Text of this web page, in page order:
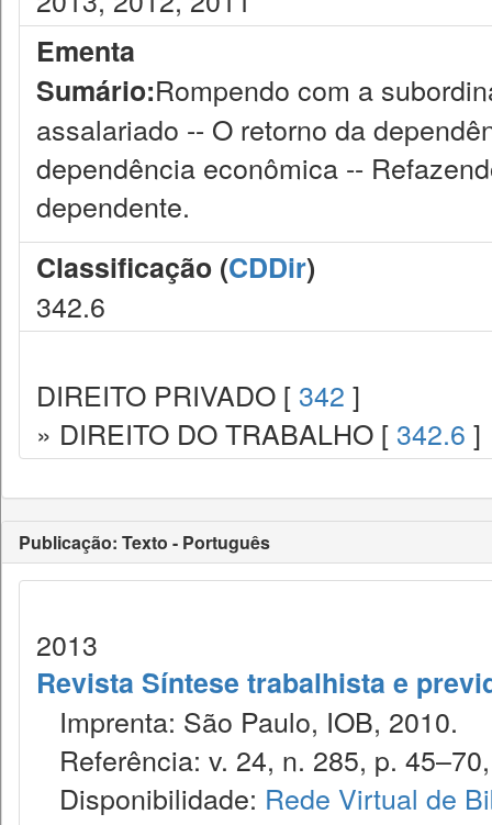
Ementa
Sumário:Rompendo com a
assalariado -- O retorno da
dependência econômica --
dependente.
Classificação (CDDir)
342.6
DIREITO PRIVADO [ 342 ]
» DIREITO DO TRABALHO [ 342.6 ]
Publicação: Texto - Português
2013
Revista Síntese trabalhista e
Imprenta: São Paulo, IOB, 2010.
Referência: v. 24, n. 285, p.
Disponibilidade: Rede Virtual de